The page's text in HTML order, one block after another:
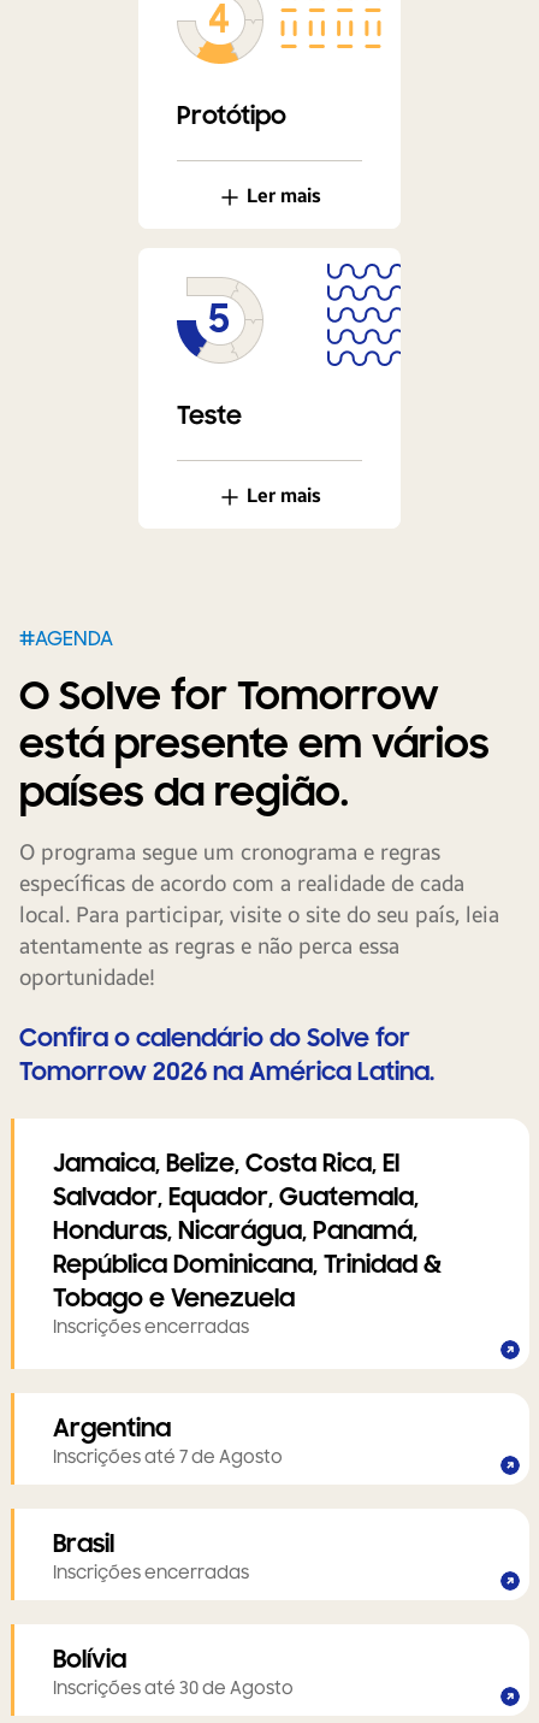
Protótipo
Ler mais
Teste
Ler mais
#AGENDA
O Solve for Tomorrow
está presente em vários
países da região.
O programa segue um cronograma e regras
específicas de acordo com a realidade de cada
local. Para participar, visite o site do seu país, leia
atentamente as regras e não perca essa
oportunidade!
Confira o calendário do Solve for
Tomorrow 2026 na América Latina.
Jamaica, Belize, Costa Rica, El
Salvador, Equador, Guatemala,
Honduras, Nicarágua, Panamá,
República Dominicana, Trinidad &
Tobago e Venezuela
Inscrições encerradas
Argentina
Inscrições até 7 de Agosto
Brasil
Inscrições encerradas
Bolívia
Inscrições até 30 de Agosto